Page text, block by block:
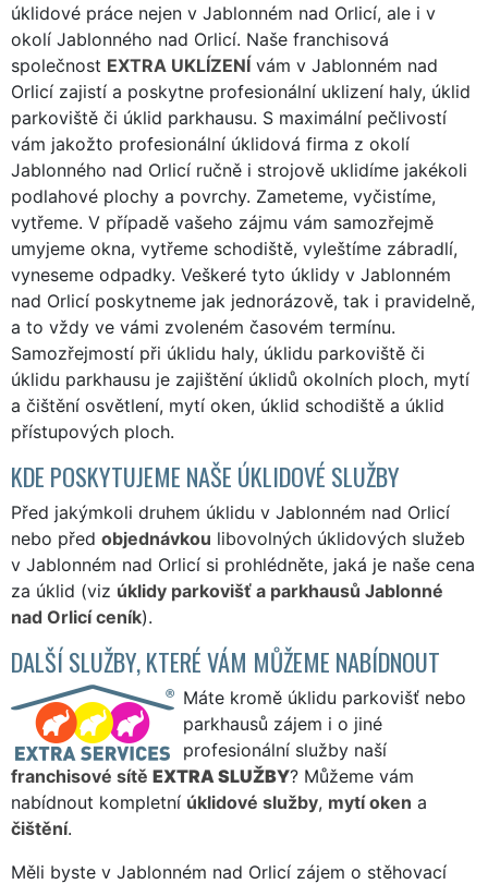
úklidové práce nejen v Jablonném nad Orlicí, ale i v
okolí Jablonného nad Orlicí. Naše franchisová
společnost EXTRA UKLÍZENÍ vám v Jablonném nad
Orlicí zajistí a poskytne profesionální uklizení haly, úklid
parkoviště či úklid parkhausu. S maximální pečlivostí
vám jakožto profesionální úklidová firma z okolí
Jablonného nad Orlicí ručně i strojově uklidíme jakékoli
podlahové plochy a povrchy. Zameteme, vyčistíme,
vytřeme. V případě vašeho zájmu vám samozřejmě
umyjeme okna, vytřeme schodiště, vyleštíme zábradlí,
vyneseme odpadky. Veškeré tyto úklidy v Jablonném
nad Orlicí poskytneme jak jednorázově, tak i pravidelně,
a to vždy ve vámi zvoleném časovém termínu.
Samozřejmostí při úklidu haly, úklidu parkoviště či
úklidu parkhausu je zajištění úklidů okolních ploch, mytí
a čištění osvětlení, mytí oken, úklid schodiště a úklid
přístupových ploch.
KDE POSKYTUJEME NAŠE ÚKLIDOVÉ SLUŽBY
Před jakýmkoli druhem úklidu v Jablonném nad Orlicí
nebo před objednávkou libovolných úklidových služeb
v Jablonném nad Orlicí si prohlédněte, jaká je naše cena
za úklid (viz úklidy parkovišť a parkhausů Jablonné
nad Orlicí ceník).
DALŠÍ SLUŽBY, KTERÉ VÁM MŮŽEME NABÍDNOUT
Máte kromě úklidu parkovišť nebo
parkhausů zájem i o jiné
profesionální služby naší
franchisové sítě EXTRA SLUŽBY? Můžeme vám
nabídnout kompletní úklidové služby, mytí oken a
čištění.
Měli byste v Jablonném nad Orlicí zájem o stěhovací